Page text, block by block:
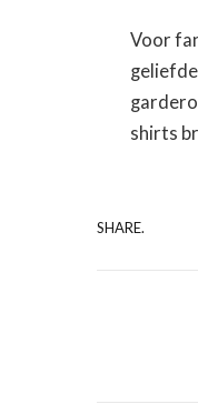
Voor
shirts
SHARE.